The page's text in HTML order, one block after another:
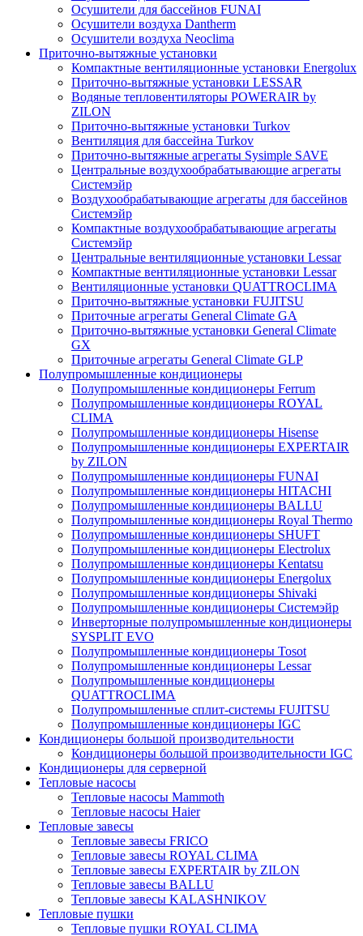
Осушители для бассейнов FUNAI
Осушители воздуха Dantherm
Осушители воздуха Neoclima
Приточно-вытяжные установки
Компактные вентиляционные установки Energolux
Приточно-вытяжные установки LESSAR
Водяные тепловентиляторы POWERAIR by
ZILON
Приточно-вытяжные установки Turkov
Вентиляция для бассейна Turkov
Приточно-вытяжные агрегаты Sysimple SAVE
Центральные воздухообрабатывающие агрегаты
Системэйр
Воздухообрабатывающие агрегаты для бассейнов
Системэйр
Компактные воздухообрабатывающие агрегаты
Системэйр
Центральные вентиляционные установки Lessar
Компактные вентиляционные установки Lessar
Вентиляционные установки QUATTROCLIMA
Приточно-вытяжные установки FUJITSU
Приточные агрегаты General Climate GA
Приточно-вытяжные установки General Climate
GX
Приточные агрегаты General Climate GLP
Полупромышленные кондиционеры
Полупромышленные кондиционеры Ferrum
Полупромышленные кондиционеры ROYAL
CLIMA
Полупромышленные кондиционеры Hisense
Полупромышленные кондиционеры EXPERTAIR
by ZILON
Полупромышленные кондиционеры FUNAI
Полупромышленные кондиционеры HITACHI
Полупромышленные кондиционеры BALLU
Полупромышленные кондиционеры Royal Thermo
Полупромышленные кондиционеры SHUFT
Полупромышленные кондиционеры Electrolux
Полупромышленные кондиционеры Kentatsu
Полупромышленные кондиционеры Energolux
Полупромышленные кондиционеры Shivaki
Полупромышленные кондиционеры Системэйр
Инверторные полупромышленные кондиционеры
SYSPLIT EVO
Полупромышленные кондиционеры Tosot
Полупромышленные кондиционеры Lessar
Полупромышленные кондиционеры
QUATTROCLIMA
Полупромышленные сплит-системы FUJITSU
Полупромышленные кондиционеры IGC
Кондиционеры большой производительности
Кондиционеры большой производительности IGC
Кондиционеры для серверной
Тепловые насосы
Тепловые насосы Mammoth
Тепловые насосы Haier
Тепловые завесы
Тепловые завесы FRICO
Тепловые завесы ROYAL CLIMA
Тепловые завесы EXPERTAIR by ZILON
Тепловые завесы BALLU
Тепловые завесы KALASHNIKOV
Тепловые пушки
Тепловые пушки ROYAL CLIMA